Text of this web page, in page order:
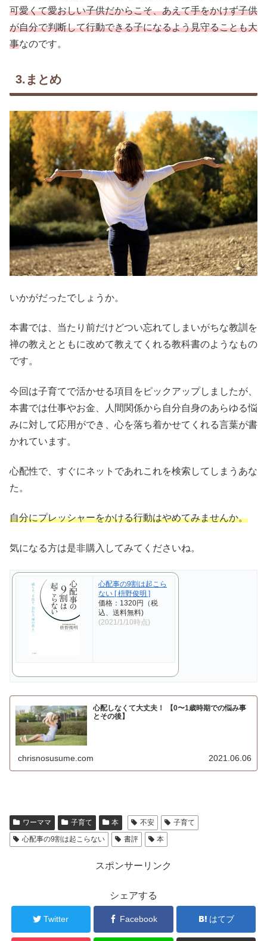
可愛くて愛おしい子供だからこそ、あえて手をかけず子供
が自分で判断して行動できる子になるよう見守ることも大
事なのです。
3.まとめ
いかがだったでしょうか。
本書では、当たり前だけどつい忘れてしまいがちな教訓を
禅の教えとともに改めて教えてくれる教科書のようなもの
です。
今回は子育てで活かせる項目をピックアップしましたが、
本書では仕事やお金、人間関係から自分自身のあらゆる悩
みに対して応用ができ、心を落ち着かせてくれる言葉が書
かれています。
心配性で、すぐにネットであれこれを検索してしまうあな
た。
自分にプレッシャーをかける行動はやめてみませんか。
気になる方は是非購入してみてくださいね。
心配事の9割は起こら
ない [ 枡野俊明 ]
価格：1320円（税
込、送料無料)
(2021/1/10時点)
心配しなくて大丈夫！ 【0〜1歳時期での悩み事
とその後】
chrisnosusume.com 2021.06.06
ワーママ 子育て 本 不安
子育て
心配事の9割は起こらない
書評 本
スポンサーリンク
シェアする
Twitter Facebook はてブ